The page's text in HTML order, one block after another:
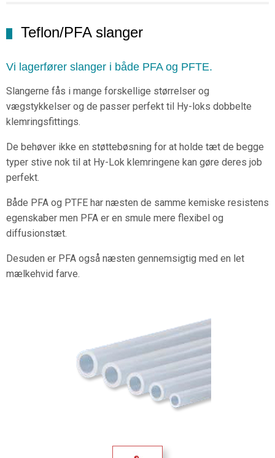
Teflon/PFA slanger
Vi lagerfører slanger i både PFA og PFTE.
Slangerne fås i mange forskellige størrelser og
vægstykkelser og de passer perfekt til Hy-loks dobbelte
klemringsfittings.
De behøver ikke en støttebøsning for at holde tæt de begge
typer stive nok til at Hy-Lok klemringene kan gøre deres job
perfekt.
Både PFA og PTFE har næsten de samme kemiske resistens
egenskaber men PFA er en smule mere flexibel og
diffusionstæt.
Desuden er PFA også næsten gennemsigtig med en let
mælkehvid farve.